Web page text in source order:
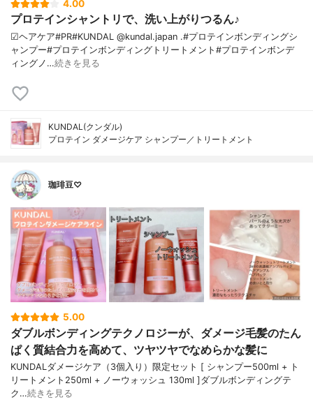
4.00
プロテインシャントリで、洗い上がりつるん♪
☑ヘアケア#PR#KUNDAL @kundal.japan .#プロテインボンディングシ
ャンプー#プロテインボンディングトリートメント#プロテインボンデ
ィングノ…続きを見る
KUNDAL(クンダル)
プロテイン ダメージケア シャンプー／トリートメント
珈琲豆♡
5.00
ダブルボンディングテクノロジーが、ダメージ毛髪のたん
ぱく質結合力を高めて、ツヤツヤでなめらかな髪に
KUNDALダメージケア（3個入り）限定セット [ シャンプー500ml + ト
リートメント250ml + ノーウォッシュ 130ml ]ダブルボンディングテ
ク…続きを見る